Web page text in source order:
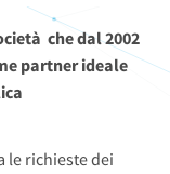
che dal 2002
partner ideale
le richieste dei